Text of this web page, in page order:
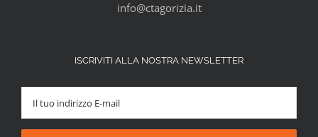
info@ctagorizia.it
ISCRIVITI ALLA NOSTRA NEWSLETTER